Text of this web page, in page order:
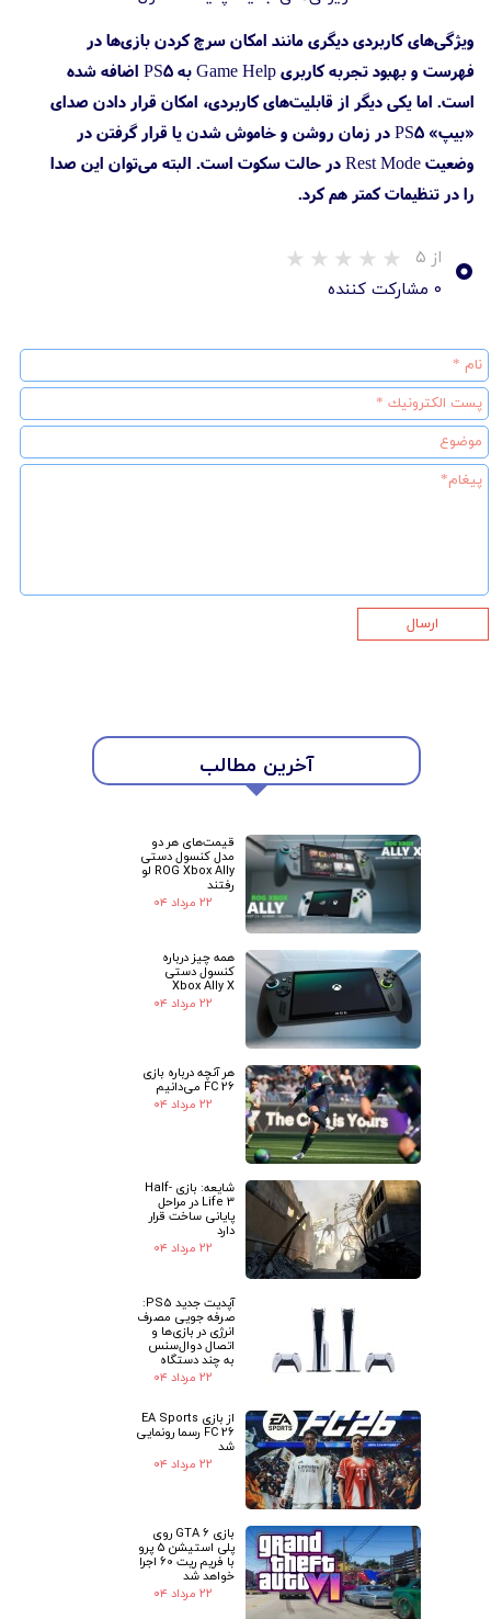
ویژگی‌های کاربردی دیگری مانند امکان سرچ کردن بازی‌ها در
فهرست و بهبود تجربه کاربری Game Help به PS5 اضافه شده
است. اما یکی دیگر از قابلیت‌های کاربردی، امکان قرار دادن صدای
«بیپ» PS5 در زمان روشن و خاموش شدن یا قرار گرفتن در
وضعیت Rest Mode در حالت سکوت است. البته می‌توان این صدا
را در تنظیمات کمتر هم کرد.
۰ از ۵
★
۰ مشارکت کننده
آخرین مطالب
قیمت‌های هر دو
مدل کنسول دستی
ROG Xbox Ally لو
رفتند
۲۲ مرداد ۰۴
همه چیز درباره
کنسول دستی
Xbox Ally X
۲۲ مرداد ۰۴
هر آنچه درباره بازی
FC 26 می‌دانیم
۲۲ مرداد ۰۴
شایعه: بازی Half-
Life 3 در مراحل
پایانی ساخت قرار
دارد
۲۲ مرداد ۰۴
آپدیت جدید PS5:
صرفه جویی مصرف
انرژی در بازی‌ها و
اتصال دوال‌سنس
به چند دستگاه
۲۲ مرداد ۰۴
از بازی EA Sports
FC 26 رسما رونمایی
شد
۲۲ مرداد ۰۴
بازی GTA 6 روی
پلی استیشن 5 پرو
با فریم ریت 60 اجرا
خواهد شد
۲۲ مرداد ۰۴
ارسال